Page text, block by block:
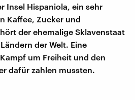
Insel Hispaniola, ein sehr
Kaffee, Zucker und
der ehemalige Sklavenstaat
der Welt. Eine
um Freiheit und den
dafür zahlen mussten.